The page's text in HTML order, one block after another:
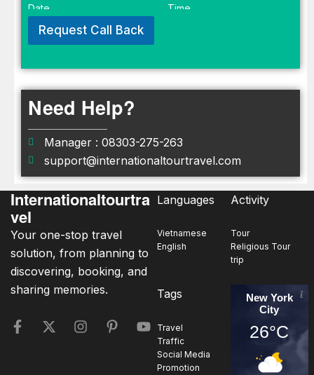
e
t
Date Time
Request Call Back
Need Help?
Manager : 08303-275-263
support@internationaltourtravel.com
Internationaltourtra
vel
Your one-stop travel
solution, from planning to
discovering, booking, and
sharing memories.
Languages
Vietnamese
English
Activity
Tour
Religious Tour
trip
Tags
Travel
Traffic
Social Media
Promotion
New York
City
26°C